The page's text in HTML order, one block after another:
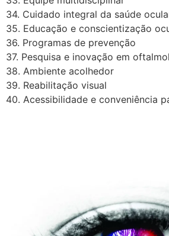
34. Cuidado integral da saúde
35. Educação e conscientização
36. Programas de prevenção
37. Pesquisa e inovação em
38. Ambiente acolhedor
39. Reabilitação visual
40. Acessibilidade e conveniência